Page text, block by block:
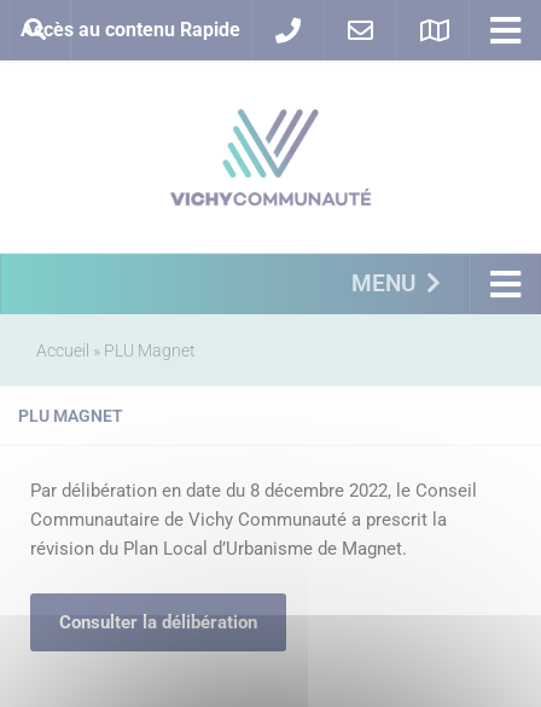
Accès au contenu Rapide
MENU
Accueil » PLU Magnet
PLU MAGNET
Par délibération en date du 8 décembre 2022, le Conseil
Communautaire de Vichy Communauté a prescrit la
révision du Plan Local d’Urbanisme de Magnet.
Consulter la délibération